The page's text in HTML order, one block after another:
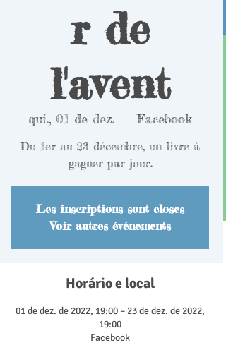
r de
l'avent
qui., 01 de dez.
  |
Facebook
Du 1er au 23 décembre, un livre à
gagner par jour.
Les inscriptions sont closes
Voir autres événements
Horário e local
01 de dez. de 2022, 19:00 – 23 de dez. de 2022,
19:00
Facebook